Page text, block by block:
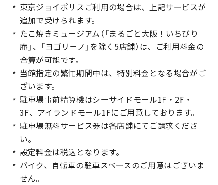
東京ジョイポリスご利用の場合は、上記サービスが
追加で受けられます。
たこ焼きミュージアム（「まるごと大阪！いちびり
庵」、「ヨゴリーノ」を除く5店舗）は、ご利用料金の
合算が可能です。
当館指定の繁忙期間中は、特別料金となる場合がご
ざいます。
駐車場事前精算機はシーサイドモール1F・2F・
3F、アイランドモール1Fにご用意しております。
駐車場無料サービス券は各店舗にてご請求くださ
い。
設定料金は税込となります。
バイク、自転車の駐車スペースのご用意はございま
せん。